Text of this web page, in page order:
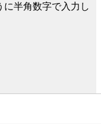
に半角数字で入力し